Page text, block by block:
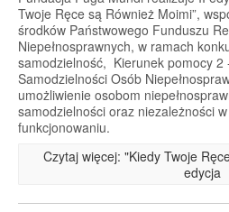
Twoje Ręce są Również Moimi”,
środków Państwowego Funduszu
Niepełnosprawnych, w ramach
samodzielność, Kierunek pomocy 2
Samodzielności Osób
umożliwienie osobom
samodzielności oraz niezależności
funkcjonowaniu.
Czytaj więcej: "Kiedy Twoje
edycja